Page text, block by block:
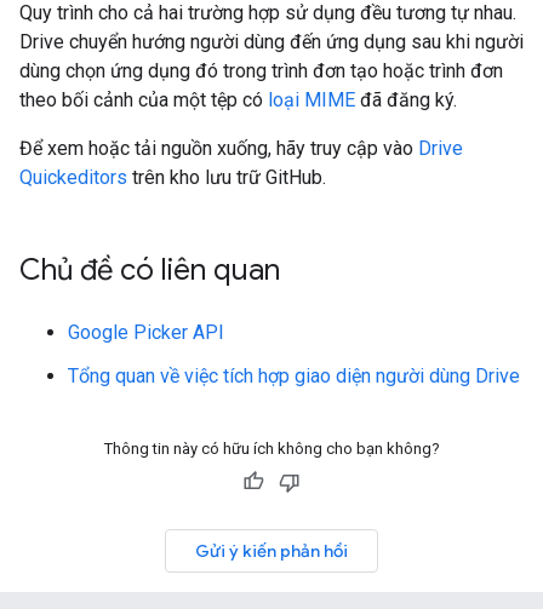
Quy trình cho cả hai trường hợp sử dụng đều tương tự nhau.
Drive chuyển hướng người dùng đến ứng dụng sau khi người
dùng chọn ứng dụng đó trong trình đơn tạo hoặc trình đơn
theo bối cảnh của một tệp có loại MIME đã đăng ký.
Để xem hoặc tải nguồn xuống, hãy truy cập vào Drive
Quickeditors trên kho lưu trữ GitHub.
Chủ đề có liên quan
Google Picker API
Tổng quan về việc tích hợp giao diện người dùng Drive
Thông tin này có hữu ích không cho bạn không?
Gửi ý kiến phản hồi